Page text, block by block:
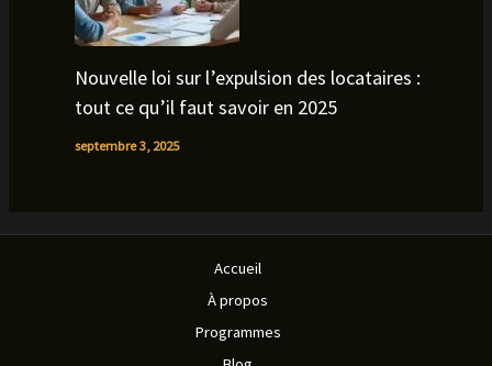
Nouvelle loi sur l’expulsion des locataires :
tout ce qu’il faut savoir en 2025
septembre 3, 2025
Accueil
À propos
Programmes